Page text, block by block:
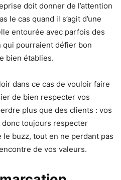
doit donner de l’attention
le cas quand il s’agit d’une
entourée avec parfois des
qui pourraient défier bon
bien établies.
dans ce cas de vouloir faire
de bien respecter vos
plus que des clients : vos
toujours respecter
buzz, tout en ne perdant pas
de vos valeurs.